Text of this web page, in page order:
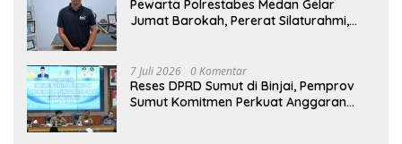
Pewarta Polrestabes Medan Gelar
Jumat Barokah, Pererat Silaturahmi,
7 Juli 2026 0 Komentar
Reses DPRD Sumut di Binjai, Pemprov
Sumut Komitmen Perkuat Anggaran